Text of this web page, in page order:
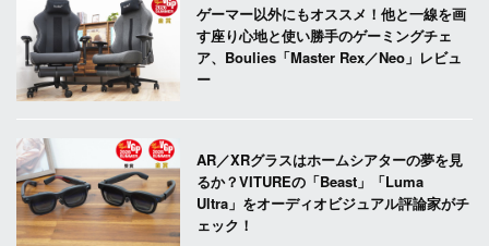
ゲーマー以外にもオススメ！他と一線を画
す座り心地と使い勝手のゲーミングチェ
ア、Boulies「Master Rex／Neo」レビュ
ー
AR／XRグラスはホームシアターの夢を見
るか？VITUREの「Beast」「Luma
Ultra」をオーディオビジュアル評論家がチ
ェック！